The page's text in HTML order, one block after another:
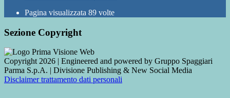
Pagina visualizzata 89 volte
Sezione Copyright
Copyright 2026 | Engineered and powered by Gruppo Spaggiari
Parma S.p.A. | Divisione Publishing & New Social Media
Disclaimer trattamento dati personali